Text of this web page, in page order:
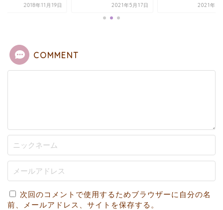
2018年11月19日 2021年5月17日 2021年5
COMMENT
次回のコメントで使用するためブラウザーに自分の名
前、メールアドレス、サイトを保存する。